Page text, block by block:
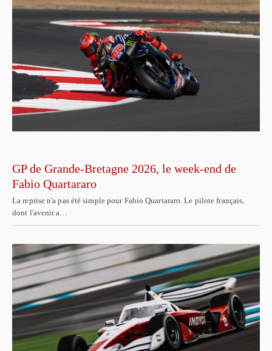
GP de Grande-Bretagne 2026, le week-end de
Fabio Quartararo
La reprise n'a pas été simple pour Fabio Quartararo. Le pilote français,
dont l'avenir a…